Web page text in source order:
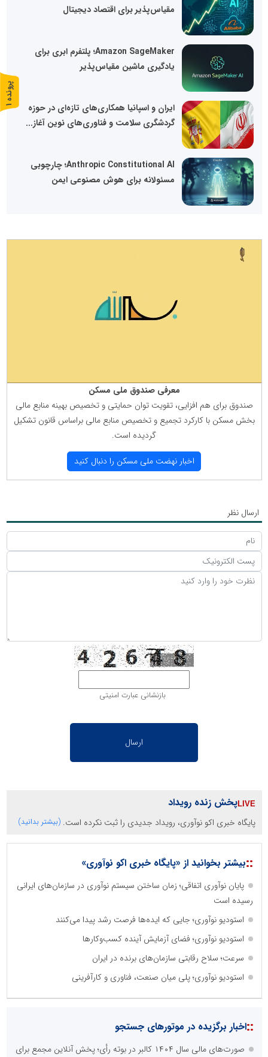
مقیاس‌پذیر برای اقتصاد دیجیتال
Amazon SageMaker؛ پلتفرم ابری برای
یادگیری ماشین مقیاس‌پذیر
ایران و اسپانیا همکاری‌های تازه‌ای در حوزه
گردشگری سلامت و فناوری‌های نوین آغاز...
Anthropic Constitutional AI؛ چارچوبی
مسئولانه برای هوش مصنوعی ایمن
معرفی صندوق ملی مسكن
صندوق برای هم افزایی، تقویت توان حمایتی و تخصیص بهینه منابع مالی
بخش مسكن با كاركرد تجمیع و تخصیص منابع مالی براساس قانون تشكیل
گردیده است.
اخبار نهضت ملی مسكن را دنبال كنید
ارسال نظر
بازنشانی عبارت امنیتی
پخش زنده رویداد
پایگاه خبری اکو نوآوری، رویداد جدیدی را ثبت نکرده است. (بیشتر بدانید)
::بیشتر بخوانید از «پایگاه خبری اکو نوآوری»
پایان نوآوری اتفاقی؛ زمان ساختن سیستم نوآوری در سازمان‌های ایرانی
رسیده است
استودیو نوآوری؛ جایی که ایده‌ها فرصت رشد پیدا می‌کنند
استودیو نوآوری؛ فضای آزمایش آینده کسب‌وکارها
سرعت؛ سلاح رقابتی سازمان‌های برنده در ایران
استودیو نوآوری؛ پلی میان صنعت، فناوری و کارآفرینی
::اخبار برگزیده در موتورهای جستجو
صورت‌های مالی سال ۱۴۰۴ کالبر در بوته رأی؛ پخش آنلاین مجمع برای
پ
ر
و
ن
د
ه
1